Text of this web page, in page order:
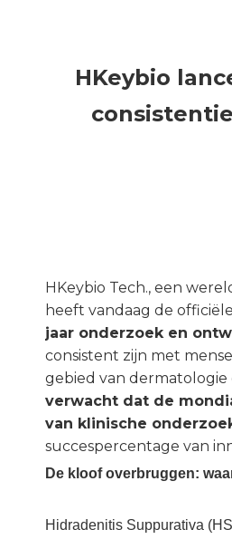
HKeybio
HKeybio Tech., een
heeft vandaag de
jaar onderzoek en
consistent zijn met
gebied van
verwacht dat de
van klinische
succespercentage van
De kloof overbruggen:
Hidradenitis Suppurativa